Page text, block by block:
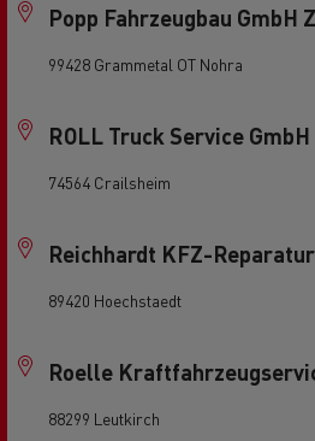
Popp Fahrzeugbau GmbH
99428 Grammetal OT Nohra
ROLL Truck Service GmbH
74564 Crailsheim
Reichhardt KFZ-
89420 Hoechstaedt
Roelle
88299 Leutkirch